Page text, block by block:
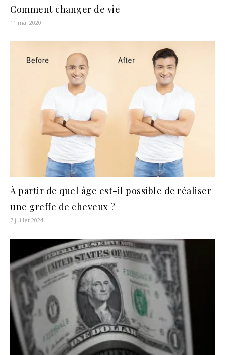
Comment changer de vie
11 mai 2020
À partir de quel âge est-il possible de réaliser
une greffe de cheveux ?
7 juillet 2024